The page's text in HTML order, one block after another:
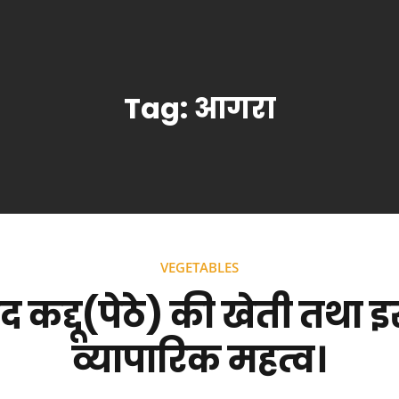
Tag: आगरा
VEGETABLES
कद्दू(पेठे) की खेती तथा
व्यापारिक महत्व।